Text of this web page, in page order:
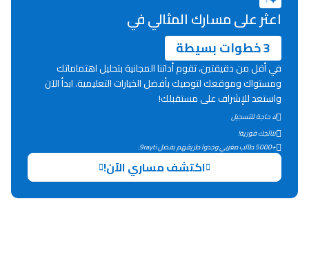
Lycée Maroc
اعثر على مسارك المثالي في
3 خطوات بسيطة
في أقل من دقيقتين، تقوم أداتنا المجانية بتحليل اهتماماتك
ومستواك وموقعك لتوصيك بأفضل الخيارات التعليمية. ابدأ الآن
واستعد للإشراف على مستقبلك!
لا حاجة للتسجيل
نتائجك فورية!
+5000 طالب مغربي وجدوا طريقهم بفضل 9rayti.
اكتشف مساري الآن!